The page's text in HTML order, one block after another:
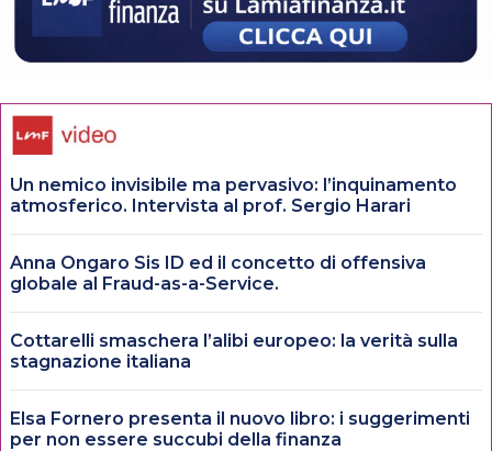
Un nemico invisibile ma pervasivo: l’inquinamento
atmosferico. Intervista al prof. Sergio Harari
Anna Ongaro Sis ID ed il concetto di offensiva
globale al Fraud-as-a-Service.
Cottarelli smaschera l’alibi europeo: la verità sulla
stagnazione italiana
Elsa Fornero presenta il nuovo libro: i suggerimenti
per non essere succubi della finanza